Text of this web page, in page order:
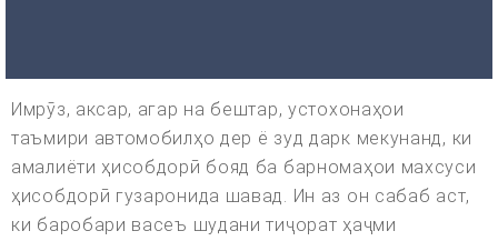
Имрӯз, аксар, агар на бештар, устохонаҳои
таъмири автомобилҳо дер ё зуд дарк мекунанд, ки
амалиёти ҳисобдорӣ бояд ба барномаҳои махсуси
ҳисобдорӣ гузаронида шавад. Ин аз он сабаб аст,
ки баробари васеъ шудани тиҷорат ҳаҷми